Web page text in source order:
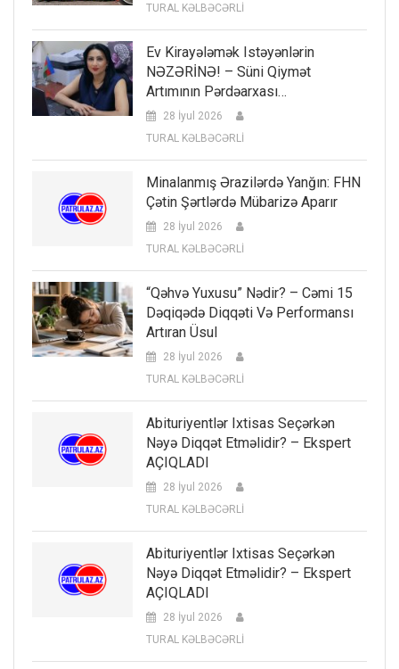
TURAL KƏLBƏCƏRLİ
Ev Kirayələmək Istəyənlərin
NƏZƏRİNƏ! – Süni Qiymət
Artımının Pərdəarxası…
28 İyul 2026
TURAL KƏLBƏCƏRLİ
Minalanmış Ərazilərdə Yanğın: FHN
Çətin Şərtlərdə Mübarizə Aparır
28 İyul 2026
TURAL KƏLBƏCƏRLİ
“Qəhvə Yuxusu” Nədir? – Cəmi 15
Dəqiqədə Diqqəti Və Performansı
Artıran Üsul
28 İyul 2026
TURAL KƏLBƏCƏRLİ
Abituriyentlər Ixtisas Seçərkən
Nəyə Diqqət Etməlidir? – Ekspert
AÇIQLADI
28 İyul 2026
TURAL KƏLBƏCƏRLİ
Abituriyentlər Ixtisas Seçərkən
Nəyə Diqqət Etməlidir? – Ekspert
AÇIQLADI
28 İyul 2026
TURAL KƏLBƏCƏRLİ